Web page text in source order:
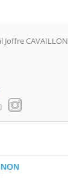
CAVAILLON